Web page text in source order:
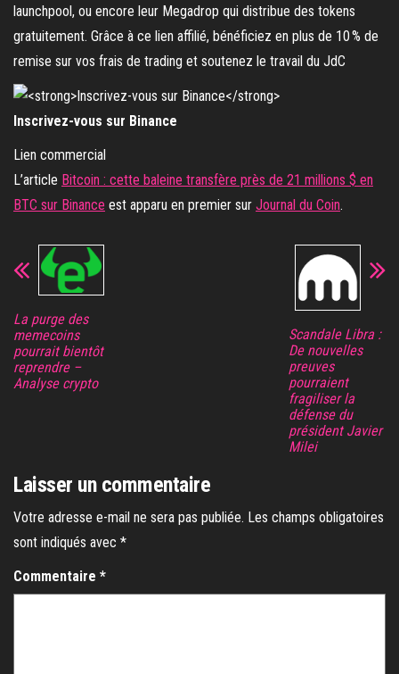
launchpool, ou encore leur Megadrop qui distribue des tokens
gratuitement. Grâce à ce lien affilié, bénéficiez en plus de 10 % de
remise sur vos frais de trading et soutenez le travail du JdC
Inscrivez-vous sur Binance
Lien commercial
L’article Bitcoin : cette baleine transfère près de 21 millions $ en
BTC sur Binance est apparu en premier sur Journal du Coin.
La purge des
memecoins
pourrait bientôt
reprendre –
Analyse crypto
Scandale Libra :
De nouvelles
preuves
pourraient
fragiliser la
défense du
président Javier
Milei
Laisser un commentaire
Votre adresse e-mail ne sera pas publiée. Les champs obligatoires
sont indiqués avec *
Commentaire *